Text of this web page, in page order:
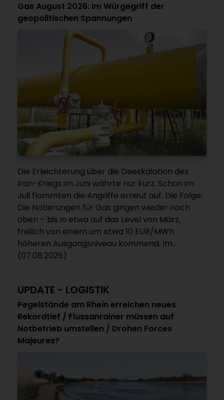
Gas August 2026: Im Würgegriff der
geopolitischen Spannungen
Die Erleichterung über die Deeskalation des
Iran-Kriegs im Juni währte nur kurz. Schon im
Juli flammten die Angriffe erneut auf. Die Folge:
Die Notierungen für Gas gingen wieder nach
oben – bis in etwa auf das Level von März,
freilich von einem um etwa 10 EUR/MWh
höheren Ausgangsniveau kommend. Im...
(07.08.2026)
UPDATE - LOGISTIK
Pegelstände am Rhein erreichen neues
Rekordtief / Flussanrainer müssen auf
Notbetrieb umstellen / Drohen Forces
Majeures?